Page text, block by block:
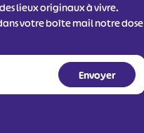
lieux originaux à vivre.
votre boîte mail notre dose